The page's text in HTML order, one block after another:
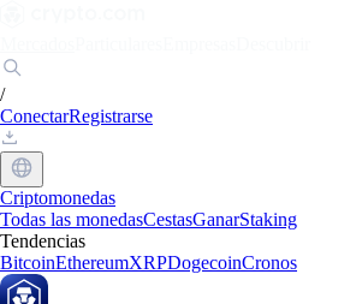
/
ConectarRegistrarse
Criptomonedas
Todas las monedasCestasGanarStaking
Tendencias
BitcoinEthereumXRPDogecoinCronos